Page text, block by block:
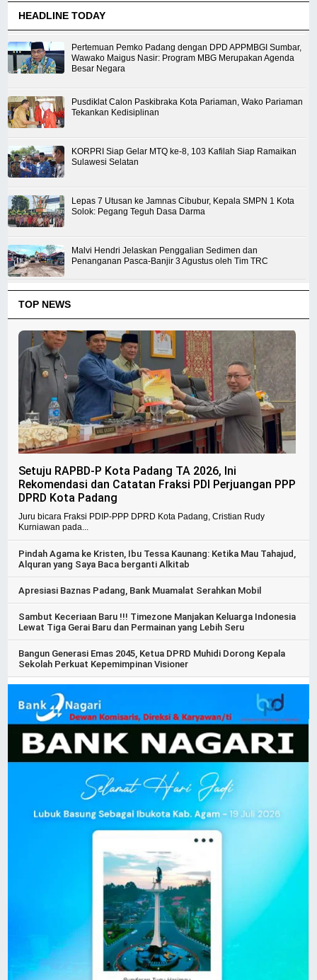
HEADLINE TODAY
Pertemuan Pemko Padang dengan DPD APPMBGI Sumbar,
Wawako Maigus Nasir: Program MBG Merupakan Agenda
Besar Negara
Pusdiklat Calon Paskibraka Kota Pariaman, Wako Pariaman
Tekankan Kedisiplinan
KORPRI Siap Gelar MTQ ke-8, 103 Kafilah Siap Ramaikan
Sulawesi Selatan
Lepas 7 Utusan ke Jamnas Cibubur, Kepala SMPN 1 Kota
Solok: Pegang Teguh Dasa Darma
Malvi Hendri Jelaskan Penggalian Sedimen dan
Penanganan Pasca-Banjir 3 Agustus oleh Tim TRC
TOP NEWS
Setuju RAPBD-P Kota Padang TA 2026, Ini
Rekomendasi dan Catatan Fraksi PDI Perjuangan PPP
DPRD Kota Padang
Juru bicara Fraksi PDIP-PPP DPRD Kota Padang, Cristian Rudy
Kurniawan pada...
Pindah Agama ke Kristen, Ibu Tessa Kaunang: Ketika Mau Tahajud,
Alquran yang Saya Baca berganti Alkitab
Apresiasi Baznas Padang, Bank Muamalat Serahkan Mobil
Sambut Keceriaan Baru !!! Timezone Manjakan Keluarga Indonesia
Lewat Tiga Gerai Baru dan Permainan yang Lebih Seru
Bangun Generasi Emas 2045, Ketua DPRD Muhidi Dorong Kepala
Sekolah Perkuat Kepemimpinan Visioner